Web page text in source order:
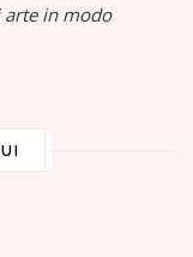
arte in modo